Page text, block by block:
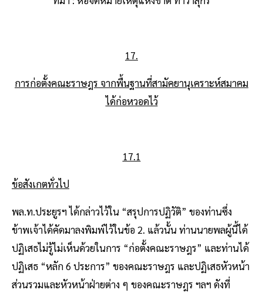
17.
การก่อตั้งคณะราษฎร จากพื้นฐานที่สามัคยานุเคราะห์สมาคม
ได้ก่อหวอดไว้
17.1
ข้อสังเกตทั่วไป
พล.ท.ประยูรฯ ได้กล่าวไว้ใน “สรุปการปฏิวัติ” ของท่านซึ่ง
ข้าพเจ้าได้คัดมาลงพิมพ์ไว้ในข้อ 2. แล้วนั้น ท่านนายพลผู้นี้ได้
ปฏิเสธไม่รู้ไม่เห็นด้วยในการ “ก่อตั้งคณะราษฎร” และท่านได้
ปฏิเสธ “หลัก 6 ประการ” ของคณะราษฎร และปฏิเสธหัวหน้า
ส่วนรวมและหัวหน้าฝ่ายต่าง ๆ ของคณะราษฎร ฯลฯ ดังที่